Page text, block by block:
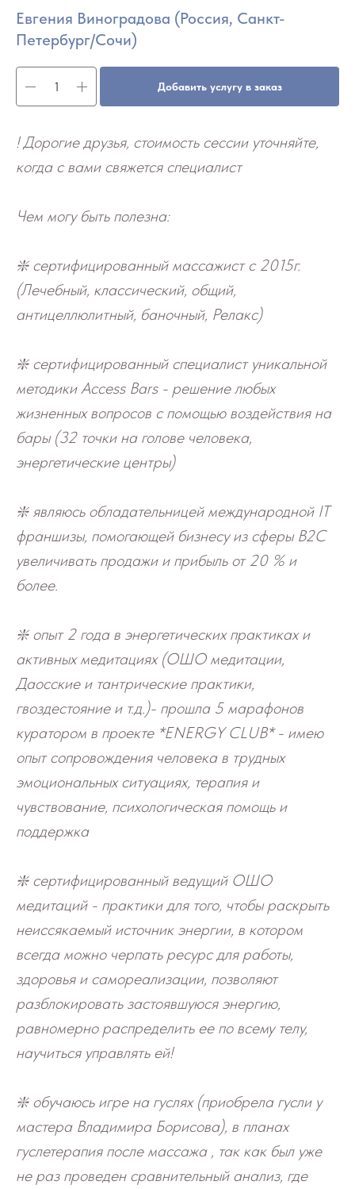
Евгения Виноградова (Россия, Санкт-
Петербург/Сочи)
Добавить услугу в заказ
! Дорогие друзья, стоимость сессии уточняйте,
когда с вами свяжется специалист
Чем могу быть полезна:
❇️ сертифицированный массажист с 2015г.
(Лечебный, классический, общий,
антицеллюлитный, баночный, Релакс)
❇️ сертифицированный специалист уникальной
методики Access Bars - решение любых
жизненных вопросов с помощью воздействия на
бары (32 точки на голове человека,
энергетические центры)
❇️ являюсь обладательницей международной IT
франшизы, помогающей бизнесу из сферы B2C
увеличивать продажи и прибыль от 20 % и
более.
❇️ опыт 2 года в энергетических практиках и
активных медитациях (ОШО медитации,
Даосские и тантрические практики,
гвоздестояние и т.д.)- прошла 5 марафонов
куратором в проекте *ENERGY CLUB* - имею
опыт сопровождения человека в трудных
эмоциональных ситуациях, терапия и
чувствование, психологическая помощь и
поддержка
❇️ сертифицированный ведущий ОШО
медитаций - практики для того, чтобы раскрыть
неиссякаемый источник энергии, в котором
всегда можно черпать ресурс для работы,
здоровья и самореализации, позволяют
разблокировать застоявшуюся энергию,
равномерно распределить ее по всему телу,
научиться управлять ей!
❇️ обучаюсь игре на гуслях (приобрела гусли у
мастера Владимира Борисова), в планах
гуслетерапия после массажа , так как был уже
не раз проведен сравнительный анализ, где